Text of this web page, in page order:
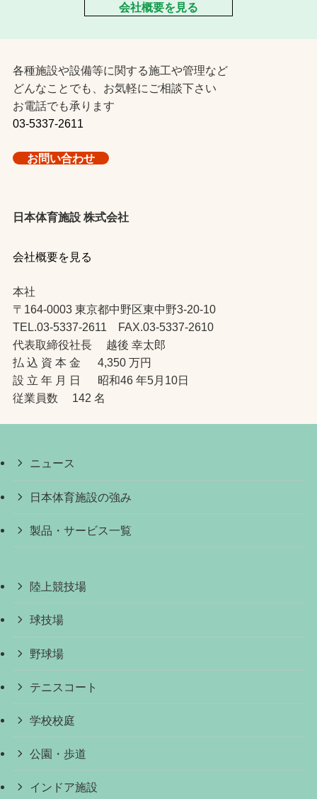
会社概要を見る
各種施設や設備等に関する施工や管理など
どんなことでも、お気軽にご相談下さい
お電話でも承ります
03-5337-2611
お問い合わせ
日本体育施設 株式会社
会社概要を見る
本社
〒164-0003 東京都中野区東中野3-20-10
TEL.03-5337-2611 FAX.03-5337-2610
代表取締役社長 越後 幸太郎
払 込 資 本 金 4,350 万円
設 立 年 月 日 昭和46 年5月10日
従業員数 142 名
ニュース
日本体育施設の強み
製品・サービス一覧
陸上競技場
球技場
野球場
テニスコート
学校校庭
公園・歩道
インドア施設